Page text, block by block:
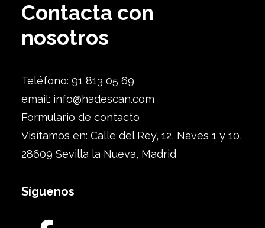
Contacta con
nosotros
Teléfono: 91 813 05 69
email: info@hadescan.com
Formulario de contacto
Visítamos en: Calle del Rey, 12, Naves 1 y 10,
28609 Sevilla la Nueva, Madrid
Síguenos